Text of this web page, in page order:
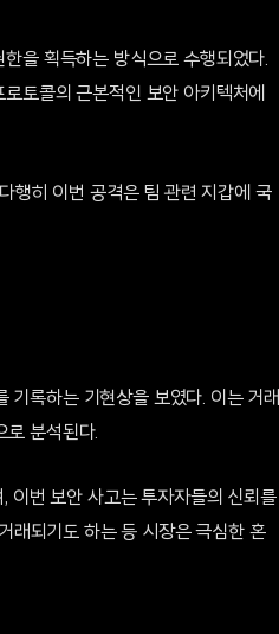
을 획득하는 방식으로 수행되었다.
토콜의 근본적인 보안 아키텍처에
행히 이번 공격은 팀 관련 지갑에 국
록하는 기현상을 보였다. 이는 거래
분석된다.
번 보안 사고는 투자자들의 신뢰를
래되기도 하는 등 시장은 극심한 혼